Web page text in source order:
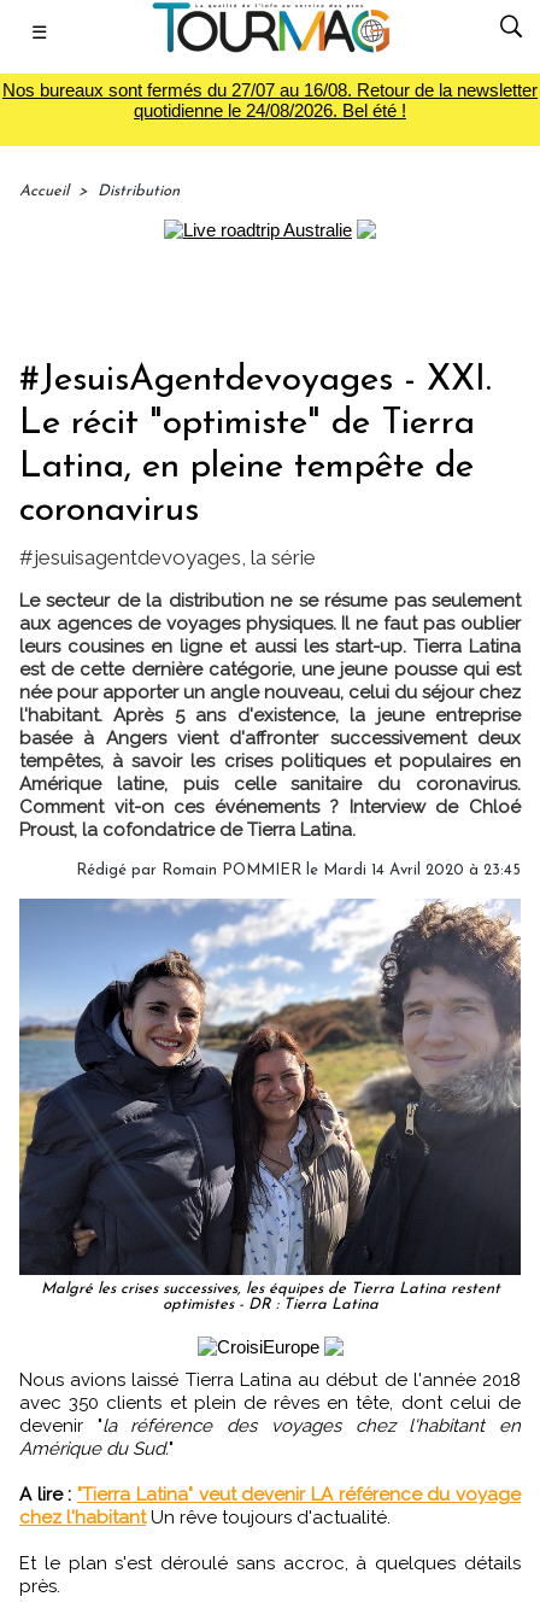
☰
Nos bureaux sont fermés du 27/07 au 16/08. Retour de la newsletter
quotidienne le 24/08/2026. Bel été !
Accueil > Distribution
#JesuisAgentdevoyages - XXI.
Le récit "optimiste" de Tierra
Latina, en pleine tempête de
coronavirus
#jesuisagentdevoyages, la série
Le secteur de la distribution ne se résume pas seulement
aux agences de voyages physiques. Il ne faut pas oublier
leurs cousines en ligne et aussi les start-up. Tierra Latina
est de cette dernière catégorie, une jeune pousse qui est
née pour apporter un angle nouveau, celui du séjour chez
l'habitant. Après 5 ans d'existence, la jeune entreprise
basée à Angers vient d'affronter successivement deux
tempêtes, à savoir les crises politiques et populaires en
Amérique latine, puis celle sanitaire du coronavirus.
Comment vit-on ces événements ? Interview de Chloé
Proust, la cofondatrice de Tierra Latina.
Rédigé par Romain POMMIER le Mardi 14 Avril 2020 à 23:45
Malgré les crises successives, les équipes de Tierra Latina restent
optimistes - DR : Tierra Latina
Nous avions laissé Tierra Latina au début de l'année 2018
avec 350 clients et plein de rêves en tête, dont celui de
devenir "la référence des voyages chez l'habitant en
Amérique du Sud."
A lire : "Tierra Latina" veut devenir LA référence du voyage
chez l'habitantUn rêve toujours d'actualité.
Et le plan s'est déroulé sans accroc, à quelques détails
près.